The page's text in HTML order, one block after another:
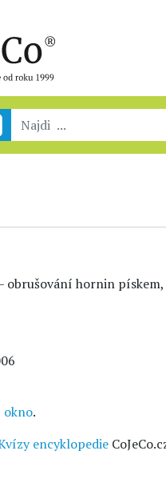
obrušování hornin
okno.
encyklopedie